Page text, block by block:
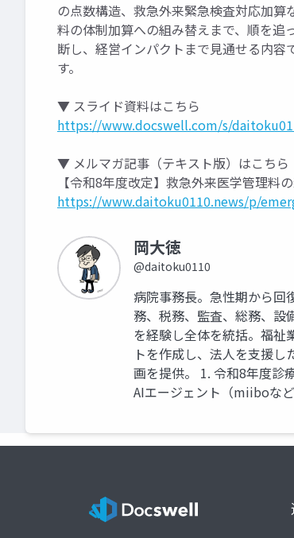
の点数構造、救急外来緊急検査対応加
料の体制加算への組み替えまで、順を追
断し、経営インパクトまで見通せる内
す。
▼ スライド資料はこちら
https://www.docswell.com/s/
▼ メルマガ記事（テキスト版）はこちら
【令和8年度改定】救急外来医学管理料
https://www.daitoku0110.news/p/
岡大徳
@daitoku0110
病院事務長。急性期から回
務、税務、監査、総務、設
を経験し全体を統括。福祉
トを作成し、法人を支援
画を提供。 1. 令和8年度診
AIエージェント（miiboな